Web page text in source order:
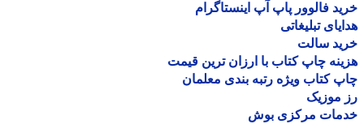
فالوور پاپ آپ اینستاگرام
تبلیغاتی
سالت
چاپ کتاب با ارزان ترین قیمت
کتاب ویژه رتبه بندی معلمان
موزیک
مرکزی بوش